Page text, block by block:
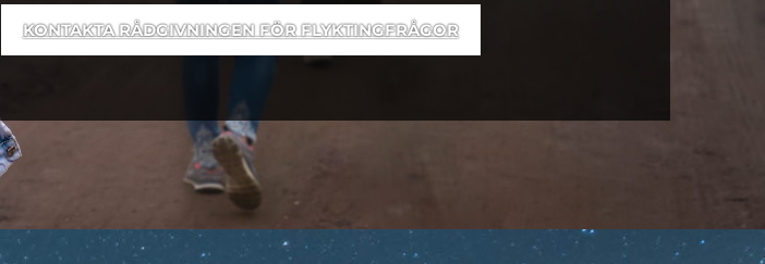
KONTAKTA RÅDGIVNINGEN FÖR FLYKTINGFRÅGOR